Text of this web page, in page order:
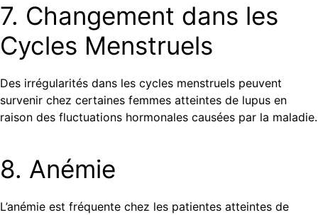
7. Changement dans les
Cycles Menstruels
Des irrégularités dans les cycles menstruels peuvent
survenir chez certaines femmes atteintes de lupus en
raison des fluctuations hormonales causées par la maladie.
8. Anémie
L’anémie est fréquente chez les patientes atteintes de